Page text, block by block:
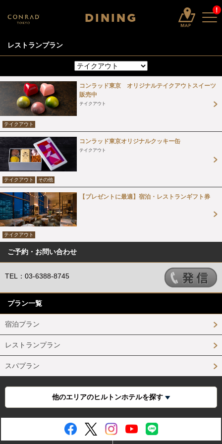
DINING
!
レストランプラン
コンラッド東京 オリジナルテイクアウトスイーツ
販売中
テイクアウト
テイクアウト
コンラッド東京オリジナルクッキー缶
テイクアウト
テイクアウト その他
【プレゼントに最適】宿泊・レストランギフト券
テイクアウト
ご予約・お問い合わせ
TEL：03-6388-8745
プラン一覧
宿泊プラン
レストランプラン
スパプラン
他のエリアのヒルトンホテルを探す